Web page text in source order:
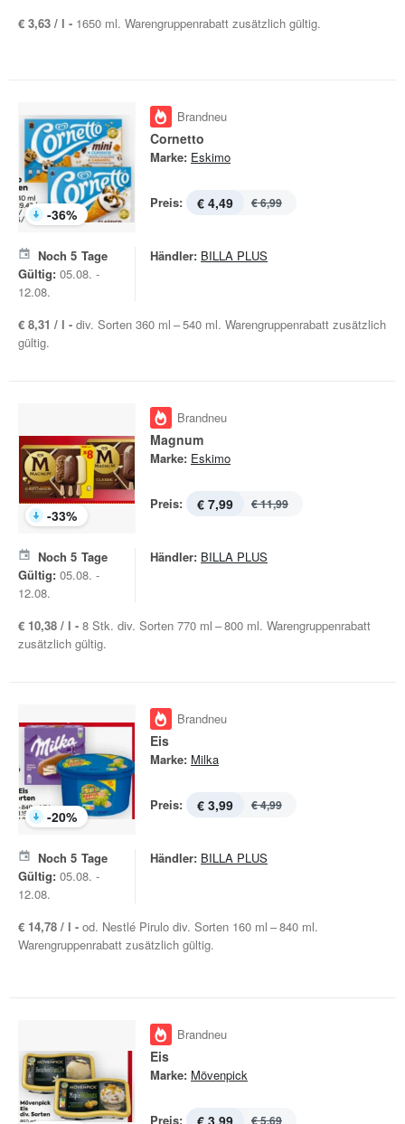
€ 3,63 / l - 1650 ml. Warengruppenrabatt zusätzlich gültig.
-36%
Brandneu
Cornetto
Marke: Eskimo
Preis: € 4,49 € 6,99
Noch 5 Tage
Gültig: 05.08. -
12.08.
Händler: BILLA PLUS
€ 8,31 / l - div. Sorten 360 ml – 540 ml. Warengruppenrabatt zusätzlich
gültig.
-33%
Brandneu
Magnum
Marke: Eskimo
Preis: € 7,99 € 11,99
Noch 5 Tage
Gültig: 05.08. -
12.08.
Händler: BILLA PLUS
€ 10,38 / l - 8 Stk. div. Sorten 770 ml – 800 ml. Warengruppenrabatt
zusätzlich gültig.
-20%
Brandneu
Eis
Marke: Milka
Preis: € 3,99 € 4,99
Noch 5 Tage
Gültig: 05.08. -
12.08.
Händler: BILLA PLUS
€ 14,78 / l - od. Nestlé Pirulo div. Sorten 160 ml – 840 ml.
Warengruppenrabatt zusätzlich gültig.
Brandneu
Eis
Marke: Mövenpick
Preis: € 3,99 € 5,69